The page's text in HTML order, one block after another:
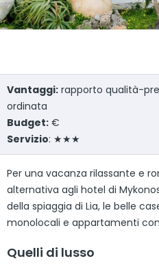
Vantaggi: rapporto qualità-
ordinata
Budget: €
Servizio: ★★★
Per una vacanza rilassante e
alternativa agli hotel di
della spiaggia di Lia, le belle
monolocali e appartamenti
Quelli di lusso